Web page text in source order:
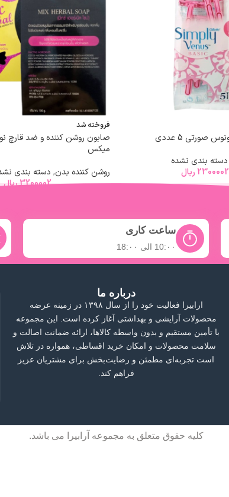
دسته بندی نشده
2300002 ریال
فروخته شد
صابون روشن کننده و ضد قارچ
میکس
روشن کننده بدن, دسته بندی
3200002ریال
ساعت کاری
10:۰۰ الی 18:۰۰
درباره ما
ارابیرا فعالیت خود را از سال ۱۳۹۸ در زمینه عرضه
محصولات آرایشی و بهداشتی آغاز کرده است. این مجموعه
با تأمین مستقیم و بدون واسطه کالاها، ارائه ضمانت اصالت و
سلامت محصولات و امکان خرید اقساطی، همواره در تلاش
است تجربه‌ای مطمئن و رضایت‌بخش برای مشتریان عزیز
فراهم کند.
کلیه حقوق متعلق به مجموعه آرابیرا می باشد.